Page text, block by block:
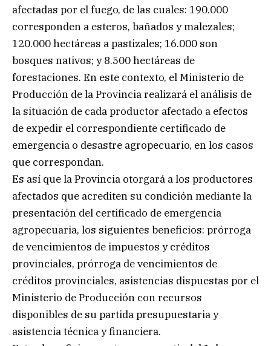
afectadas por el fuego, de las cuales: 190.000
corresponden a esteros, bañados y malezales;
120.000 hectáreas a pastizales; 16.000 son
bosques nativos; y 8.500 hectáreas de
forestaciones. En este contexto, el Ministerio de
Producción de la Provincia realizará el análisis de
la situación de cada productor afectado a efectos
de expedir el correspondiente certificado de
emergencia o desastre agropecuario, en los casos
que correspondan.
Es así que la Provincia otorgará a los productores
afectados que acrediten su condición mediante la
presentación del certificado de emergencia
agropecuaria, los siguientes beneficios: prórroga
de vencimientos de impuestos y créditos
provinciales, prórroga de vencimientos de
créditos provinciales, asistencias dispuestas por el
Ministerio de Producción con recursos
disponibles de su partida presupuestaria y
asistencia técnica y financiera.